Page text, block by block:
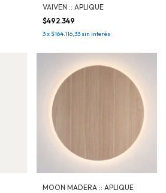
VAIVEN :: APLIQUE
$492.349
3x$164.116,33 sin interés
MOON MADERA :: APLIQUE